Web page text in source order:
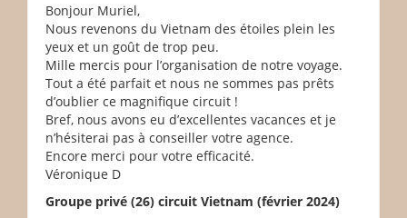
Bonjour Muriel,
Nous revenons du Vietnam des étoiles plein les
yeux et un goût de trop peu.
Mille mercis pour l’organisation de notre voyage.
Tout a été parfait et nous ne sommes pas prêts
d’oublier ce magnifique circuit !
Bref, nous avons eu d’excellentes vacances et je
n’hésiterai pas à conseiller votre agence.
Encore merci pour votre efficacité.
Véronique D
Groupe privé (26) circuit Vietnam (février 2024)